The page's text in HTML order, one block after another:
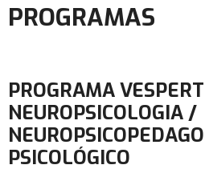
PROGRAMAS
PROGRAMA
NEUROPSICOLOGIA /
PSICOLÓGICO